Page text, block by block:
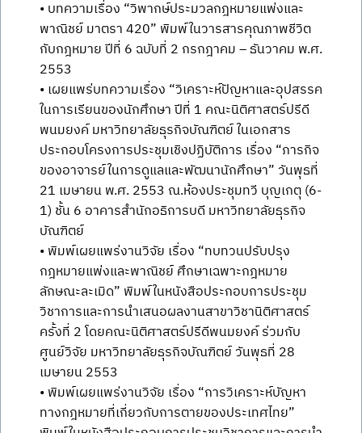
• บทความเรื่อง “วิพากษ์ประมวลกฎหมายแพ่งและ
พาณิชย์ มาตรา 420” พิมพ์ในวารสารคุณภาพชีวิต
กับกฎหมาย ปีที่ 6 ฉบับที่ 2 กรกฎาคม – ธันวาคม พ.ศ.
2553
• เผยแพร่บทความเรื่อง “วิเคราะห์ปัญหาและอุปสรรค
ในการเรียนของนักศึกษา ปีที่ 1 คณะนิติศาสตร์ปรีดี
พนมยงค์ มหาวิทยาลัยธุรกิจบัณฑิตย์ ในเอกสาร
ประกอบโครงการประชุมเชิงปฏิบัติการ เรื่อง “ภารกิจ
ของอาจารย์ในการดูแลและพัฒนานักศึกษา” วันพุธที่
21 เมษายน พ.ศ. 2553 ณ.ห้องประชุมทวี บุญเกตุ (6-
1) ชั้น 6 อาคารสำนักอธิการบดี มหาวิทยาลัยธุรกิจ
บัณฑิตย์
• พิมพ์เผยแพร่งานวิจัย เรื่อง “ทบทวนปรับปรุง
กฎหมายแพ่งและพาณิชย์ ศึกษาเฉพาะกฎหมาย
ลักษณะละเมิด” พิมพ์ในหนังสือประกอบการประชุม
วิชาการและการนำเสนอผลงานสาขาวิชานิติศาสตร์
ครั้งที่ 2 โดยคณะนิติศาสตร์ปรีดีพนมยงค์ ร่วมกับ
ศูนย์วิจัย มหาวิทยาลัยธุรกิจบัณฑิตย์ วันพุธที่ 28
เมษายน 2553
• พิมพ์เผยแพร่งานวิจัย เรื่อง “การวิเคราะห์บัญหา
ทางกฎหมายที่เกี่ยวกับการตายของประเทศไทย”